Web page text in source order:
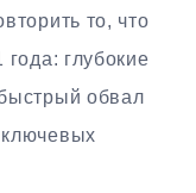
то, что
глубокие
обвал